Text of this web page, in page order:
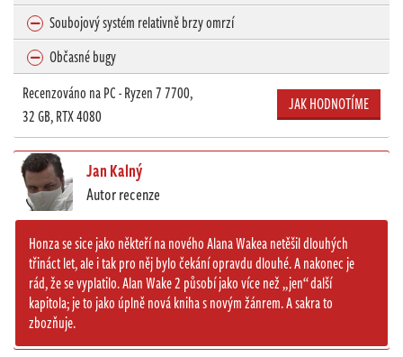
Soubojový systém relativně brzy omrzí
Občasné bugy
Recenzováno na PC - Ryzen 7 7700,
32 GB, RTX 4080
JAK HODNOTÍME
Jan Kalný
Autor recenze
Honza se sice jako někteří na nového Alana Wakea netěšil dlouhých
třináct let, ale i tak pro něj bylo čekání opravdu dlouhé. A nakonec je
rád, že se vyplatilo. Alan Wake 2 působí jako více než „jen“ další
kapitola; je to jako úplně nová kniha s novým žánrem. A sakra to
zbozňuje.